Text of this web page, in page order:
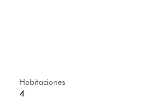
Habitaciones
4